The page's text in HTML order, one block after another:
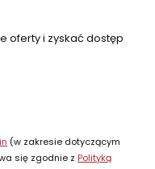
oferty i zyskać dostęp
(w zakresie dotyczącym
się zgodnie z Polityką